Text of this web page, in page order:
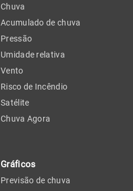
Chuva
Acumulado de chuva
Pressão
Umidade relativa
Vento
Risco de Incêndio
Satélite
Chuva Agora
Gráficos
Previsão de chuva